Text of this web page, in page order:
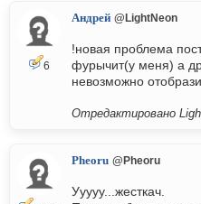
6
Андрей @LightNeon
!новая проблема
фурычит(у меня) а
невозможно
Отредактировано
Pheoru @Pheoru
Ууууу...жесткач.